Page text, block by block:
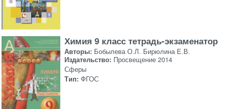
Химия 9 класс тетрадь-экзаменатор
Авторы: Бобылева О.Л. Бирюлина Е.В.
Издательство: Просвещение 2014
Сферы
Тип: ФГОС